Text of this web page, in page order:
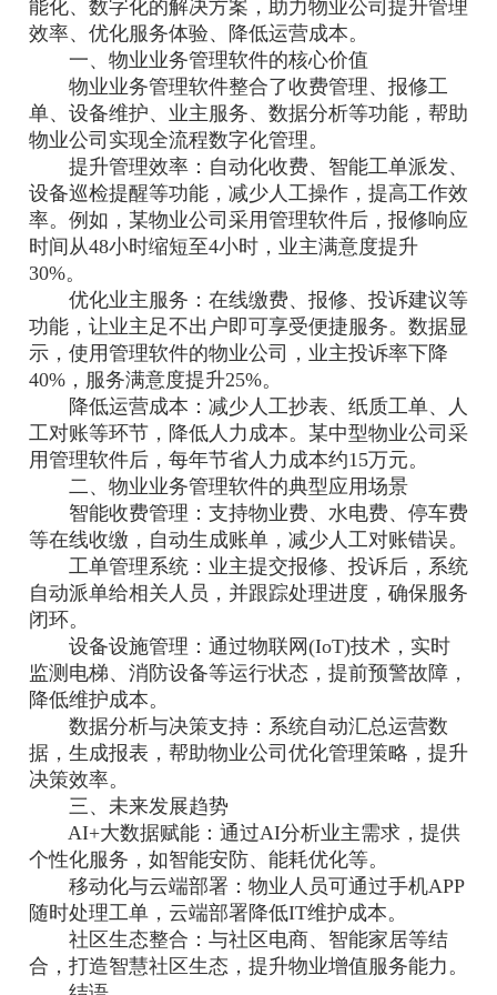
能化、数字化的解决方案，助力物业公司提升管理
效率、优化服务体验、降低运营成本。
一、物业业务管理软件的核心价值
物业业务管理软件整合了收费管理、报修工
单、设备维护、业主服务、数据分析等功能，帮助
物业公司实现全流程数字化管理。
提升管理效率：自动化收费、智能工单派发、
设备巡检提醒等功能，减少人工操作，提高工作效
率。例如，某物业公司采用管理软件后，报修响应
时间从48小时缩短至4小时，业主满意度提升
30%。
优化业主服务：在线缴费、报修、投诉建议等
功能，让业主足不出户即可享受便捷服务。数据显
示，使用管理软件的物业公司，业主投诉率下降
40%，服务满意度提升25%。
降低运营成本：减少人工抄表、纸质工单、人
工对账等环节，降低人力成本。某中型物业公司采
用管理软件后，每年节省人力成本约15万元。
二、物业业务管理软件的典型应用场景
智能收费管理：支持物业费、水电费、停车费
等在线收缴，自动生成账单，减少人工对账错误。
工单管理系统：业主提交报修、投诉后，系统
自动派单给相关人员，并跟踪处理进度，确保服务
闭环。
设备设施管理：通过物联网(IoT)技术，实时
监测电梯、消防设备等运行状态，提前预警故障，
降低维护成本。
数据分析与决策支持：系统自动汇总运营数
据，生成报表，帮助物业公司优化管理策略，提升
决策效率。
三、未来发展趋势
AI+大数据赋能：通过AI分析业主需求，提供
个性化服务，如智能安防、能耗优化等。
移动化与云端部署：物业人员可通过手机APP
随时处理工单，云端部署降低IT维护成本。
社区生态整合：与社区电商、智能家居等结
合，打造智慧社区生态，提升物业增值服务能力。